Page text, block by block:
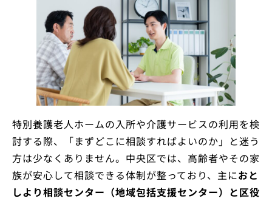
特別養護老人ホームの入所や介護サービスの利用を検
討する際、「まずどこに相談すればよいのか」と迷う
方は少なくありません。中央区では、高齢者やその家
族が安心して相談できる体制が整っており、主におと
しより相談センター（地域包括支援センター）と区役